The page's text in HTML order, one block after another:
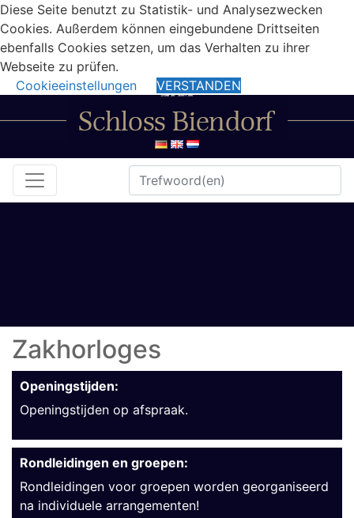
Zakhorloges
Openingstijden:
Openingstijden op afspraak.
Rondleidingen en groepen:
Rondleidingen voor groepen worden georganiseerd
na individuele arrangementen!
Diese Seite benutzt zu Statistik- und Analysezwecken
Cookies. Außerdem können eingebundene Drittseiten
ebenfalls Cookies setzen, um das Verhalten zu ihrer
Webseite zu prüfen.
Cookieeinstellungen
VERSTANDEN